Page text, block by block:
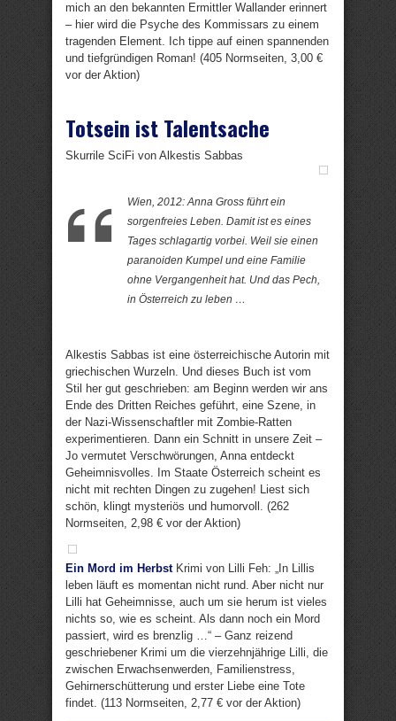
mich an den bekannten Ermittler Wallander erinnert
– hier wird die Psyche des Kommissars zu einem
tragenden Element. Ich tippe auf einen spannenden
und tiefgründigen Roman! (405 Normseiten, 3,00 €
vor der Aktion)
Totsein ist Talentsache
Skurrile SciFi von Alkestis Sabbas
Wien, 2012: Anna Gross führt ein
sorgenfreies Leben. Damit ist es eines
Tages schlagartig vorbei. Weil sie einen
paranoiden Kumpel und eine Familie
ohne Vergangenheit hat. Und das Pech,
in Österreich zu leben …
Alkestis Sabbas ist eine österreichische Autorin mit
griechischen Wurzeln. Und dieses Buch ist vom
Stil her gut geschrieben: am Beginn werden wir ans
Ende des Dritten Reiches geführt, eine Szene, in
der Nazi-Wissenschaftler mit Zombie-Ratten
experimentieren. Dann ein Schnitt in unsere Zeit –
Jo vermutet Verschwörungen, Anna entdeckt
Geheimnisvolles. Im Staate Österreich scheint es
nicht mit rechten Dingen zu zugehen! Liest sich
schön, klingt mysteriös und humorvoll. (262
Normseiten, 2,98 € vor der Aktion)
Ein Mord im HerbstKrimi von Lilli Feh: „In Lillis
leben läuft es momentan nicht rund. Aber nicht nur
Lilli hat Geheimnisse, auch um sie herum ist vieles
nichts so, wie es scheint. Als dann noch ein Mord
passiert, wird es brenzlig …“ – Ganz reizend
geschriebener Krimi um die vierzehnjährige Lilli, die
zwischen Erwachsenwerden, Familienstress,
Gehirnerschütterung und erster Liebe eine Tote
findet. (113 Normseiten, 2,77 € vor der Aktion)